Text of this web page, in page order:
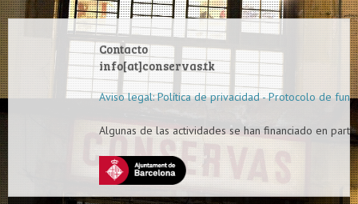
Contacto
info[at]conservas.tk
Aviso legal: Política de privacidad - Protocolo de
Algunas de las actividades se han financiado en